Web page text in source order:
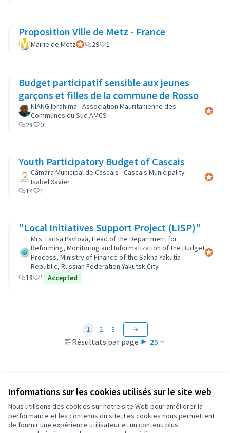
Informations sur les cookies utilisés sur le site web
Nous utilisons des cookies sur notre site Web pour améliorer la
performance et les contenus du site. Les cookies nous permettent
de fournir une expérience utilisateur et un contenu plus
Proposition Ville de Metz - France
Mairie de MetzParticipant officiel
29 1
Budget participatif sensible aux jeunes
garçons et filles de la commune de Rosso
NIANG Ibrahima - Association Mauritanienne des
Communes du Sud AMCS
28
0
Youth Participatory Budget of Cascais
Câmara Municipal de Cascais - Cascais Municipality -
Isabel Xavier
14
1
"Local Initiatives Support Project (LISP)"
Mrs. Larisa Pavlova, Head of the Department for
Reforming, Monitoring and Informatization of the Budget
Process, Ministry of Finance of the Sakha Yakutia
Republic, Russian Federation-Yakutsk City
18 1 Accepted
Résultats par page : 25
1 2 3
Conditions d'utilisation
Paramètres des cookies
OIDP sur X
(Lien externe)
OIDP sur Facebook
(Lien externe)
OIDP sur YouTube
(Lien externe)
Français